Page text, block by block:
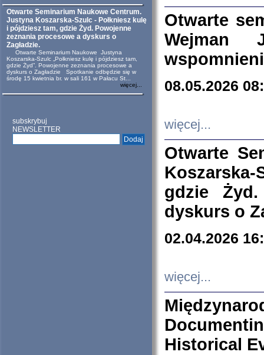
Otwarte Seminarium Naukowe Centrum.
Justyna Koszarska-Szulc - Połkniesz kulę
i pójdziesz tam, gdzie Żyd. Powojenne
zeznania procesowe a dyskurs o
Zagładzie.
Otwarte Seminarium Naukowe Justyna
Koszarska-Szulc „Połkniesz kulę i pójdziesz tam,
gdzie Żyd”. Powojenne zeznania procesowe a
dyskurs o Zagładzie Spotkanie odbędzie się w
środę 15 kwietnia br. w sali 161 w Pałacu St...
więcej...
subskrybuj
NEWSLETTER
Otwarte
Wejman
08.05.2026
więcej...
Otwarte
Koszarska-
gdzie
dyskurs o
02.04.2026
więcej...
Historical